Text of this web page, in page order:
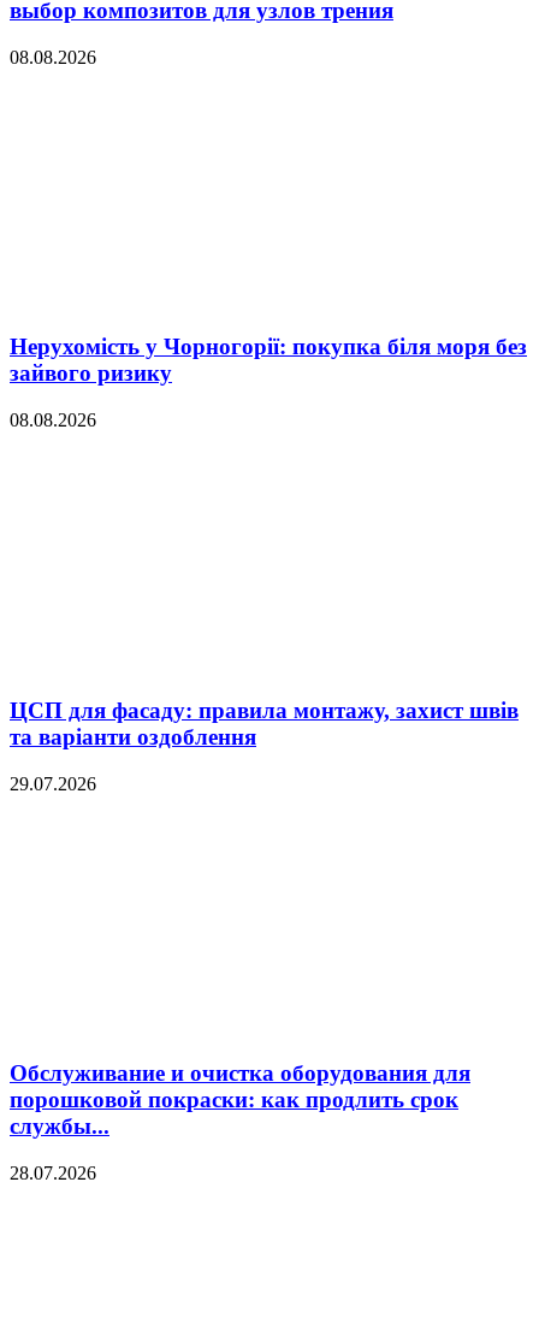
выбор композитов для узлов трения
08.08.2026
Нерухомість у Чорногорії: покупка біля моря без
зайвого ризику
08.08.2026
ЦСП для фасаду: правила монтажу, захист швів
та варіанти оздоблення
29.07.2026
Обслуживание и очистка оборудования для
порошковой покраски: как продлить срок
службы...
28.07.2026